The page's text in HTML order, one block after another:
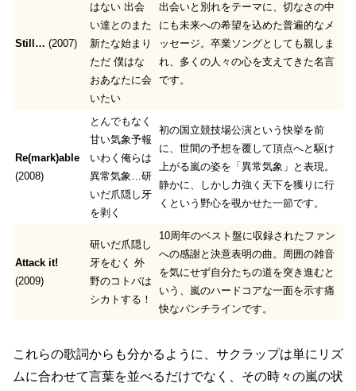
Still… (2007)
はない 出会
い達とのまた
新たな始まり
ただ 僕はな
おあなたに会
いたい
出会いと別れをテーマに、切なさの中
にも未来への希望を込めた普遍的なメ
ッセージ。卒業ソングとしても親しま
れ、多くの人々の心を支えてきた名言
です。
Re(mark)able
(2008)
とんでもなく
甘い気象予報
いわく俺らは
異常気象…研
いだ爪隠し牙
を剥く
初の国立競技場公演という快挙を前
に、世間の予想を覆して頂点へと駆け
上がる嵐の姿を「異常気象」と表現。
静かに、しかし力強く天下を獲りに行
くという野心を覗かせた一節です。
Attack it!
(2009)
研いだ爪隠し
牙をむく 外
野のコトバは
シカトする！
10周年のベスト盤に収録されたファン
への感謝と決意表明の曲。周囲の雑音
を気にせず自分たちの道を突き進むと
いう、嵐のハードコアな一面を示す痛
快なパンチラインです。
これらの歌詞からも分かるように、サクラップは単にリズ
ムに合わせて言葉を並べるだけでなく、 その時々の嵐の状